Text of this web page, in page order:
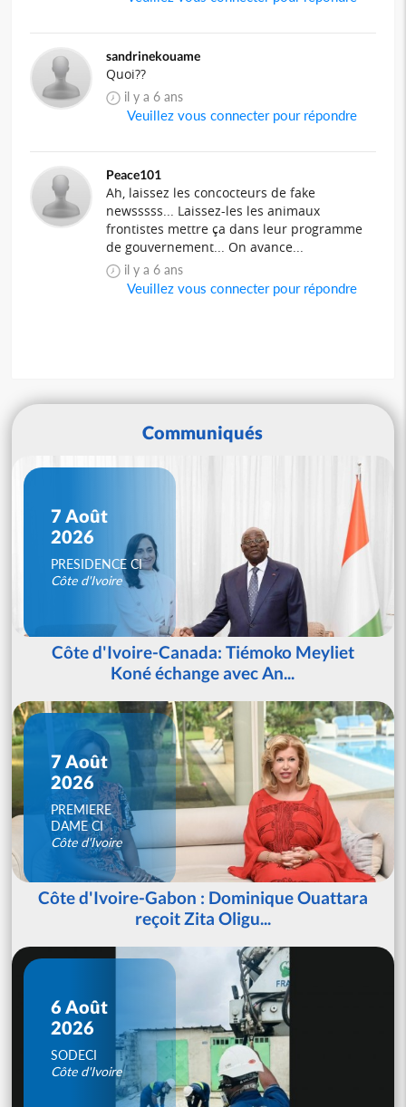
sandrinekouame
Quoi??
il y a 6 ans
Veuillez vous connecter pour répondre
Peace101
Ah, laissez les concocteurs de fake
newsssss... Laissez-les les animaux
frontistes mettre ça dans leur programme
de gouvernement... On avance...
il y a 6 ans
Veuillez vous connecter pour répondre
Communiqués
7 Août
2026
PRESIDENCE CI
Côte d'Ivoire
Côte d'Ivoire-Canada: Tiémoko Meyliet
Koné échange avec An...
7 Août
2026
PREMIERE
DAME CI
Côte d'Ivoire
Côte d'Ivoire-Gabon : Dominique Ouattara
reçoit Zita Oligu...
6 Août
2026
SODECI
Côte d'Ivoire